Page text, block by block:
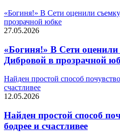
«Богиня!» В Сети оценили
прозрачной юбке
27.05.2026
«Богиня!» В Сети
Дибровой в прозрачной
Найден простой способ
счастливее
12.05.2026
Найден простой способ
бодрее и счастливее